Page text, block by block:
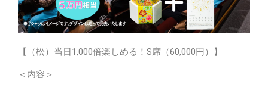
【（松）当日1,000倍楽しめる！S席（60,000円）】
＜内容＞